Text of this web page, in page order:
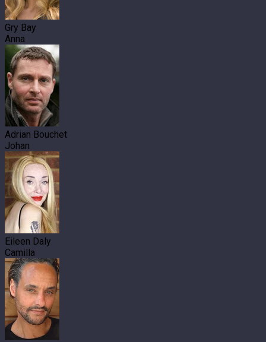
Gry Bay
Anna
Adrian Bouchet
Johan
Eileen Daly
Camilla